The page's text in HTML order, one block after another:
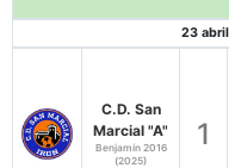
23
C.D. San
Marcial "A"
Benjamín 2016
(2025)
1